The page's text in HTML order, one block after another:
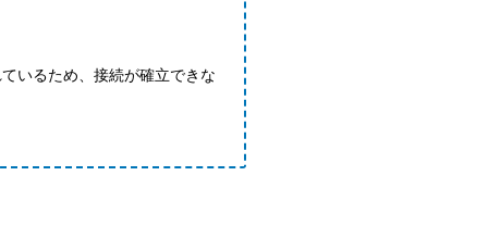
いるため、接続が確立できな